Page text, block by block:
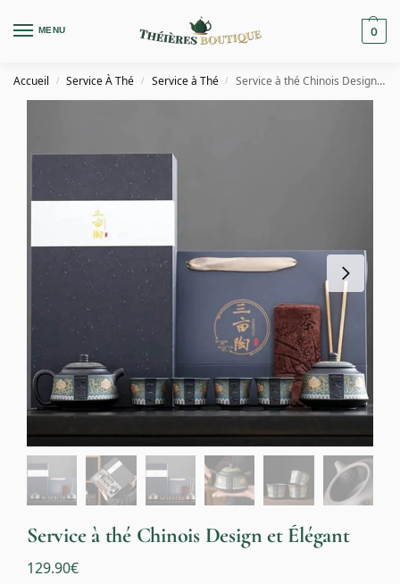
MENU 0
Accueil / Service À Thé / Service à Thé / Service à thé Chinois Design et Élégant
Service à thé Chinois Design et Élégant
129.90€